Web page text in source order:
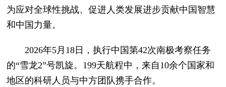
为应对全球性挑战、促进人类发展进步贡献中国智慧
和中国力量。
2026年5月18日，执行中国第42次南极考察任务
的“雪龙2”号凯旋。199天航程中，来自10余个国家和
地区的科研人员与中方团队携手合作。